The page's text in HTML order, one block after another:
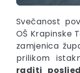
Svečanost
OŠ Krapinske
zamjenica
prilikom
raditi